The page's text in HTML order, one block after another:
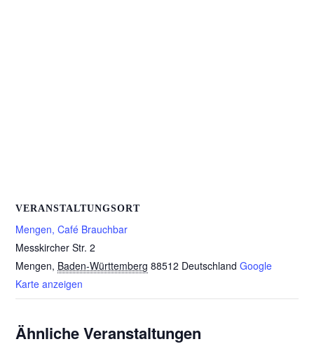
VERANSTALTUNGSORT
Mengen, Café Brauchbar
Messkircher Str. 2
Mengen, Baden-Württemberg 88512 Deutschland Google
Karte anzeigen
Ähnliche Veranstaltungen